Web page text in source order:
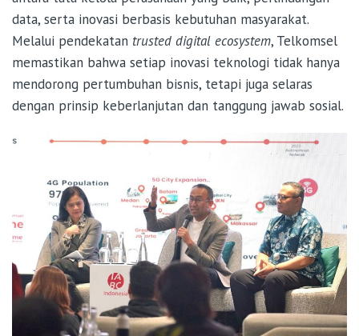
data, serta inovasi berbasis kebutuhan masyarakat.
Melalui pendekatan trusted digital ecosystem, Telkomsel
memastikan bahwa setiap inovasi teknologi tidak hanya
mendorong pertumbuhan bisnis, tetapi juga selaras
dengan prinsip keberlanjutan dan tanggung jawab sosial.